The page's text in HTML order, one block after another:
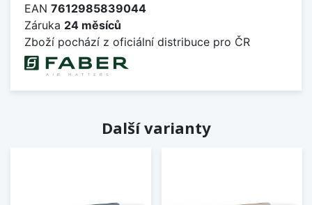
EAN 7612985839044
Záruka 24 měsíců
Zboží pochází z oficiální distribuce pro ČR
Další varianty